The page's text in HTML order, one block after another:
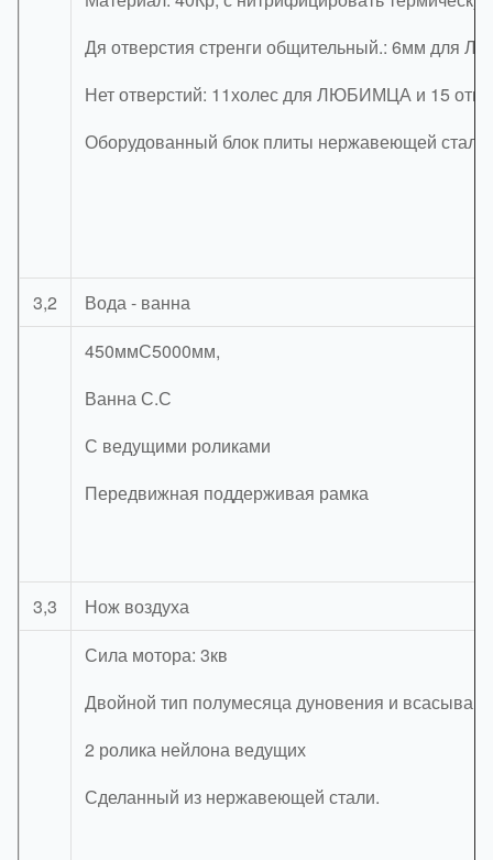
Дя отверстия стренги общительный.: 6мм для
Нет отверстий: 11холес для ЛЮБИМЦА и 15
Оборудованный блок плиты нержавеющей
3,2
Вода - ванна
450ммС5000мм,
Ванна С.С
С ведущими роликами
Передвижная поддерживая рамка
3,3
Нож воздуха
Сила мотора: 3кв
Двойной тип полумесяца дуновения и
2 ролика нейлона ведущих
Сделанный из нержавеющей стали.